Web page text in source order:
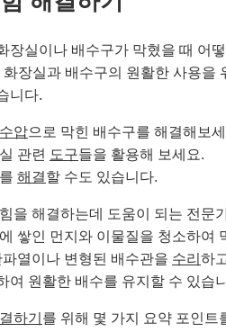
장실이나 배수구가 막혔을 때 어
장실과 배수구의 원활한 사용을
니다.
수압으로 막힌 배수구를 해결해보
관련 도구들을 활용해 보세요.
해결할 수도 있습니다.
을 해결하는데 도움이 되는 전문
쌓인 먼지와 이물질을 청소하여
열이나 변형된 배수관을 수리 하
여 원활한 배수를 유지할 수 있습
하기 를 위해 몇 가지 요약 포인트